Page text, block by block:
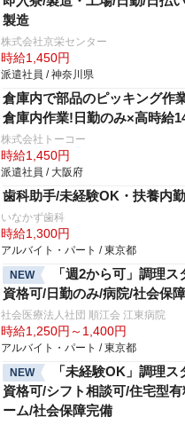
製造
株式会社京栄センター
時給1,450円
派遣社員 / 神奈川県
倉庫内で部品のピッキング作
倉庫内作業!日勤のみ×高時給
株式会社トーコー
時給1,450円
派遣社員 / 大阪府
歯科助手/未経験OK・扶養内
いなかず歯科
時給1,300円
アルバイト・パート / 東京都
NEW
「週2から可」調理ス
資格可/日勤のみ/病院/社会保
社会医療法人社団 順江会 江東病院
時給1,250円～1,400円
アルバイト・パート / 東京都
NEW
「未経験OK」調理ス
資格可/シフト相談可/住宅型
ーム/社会保障完備